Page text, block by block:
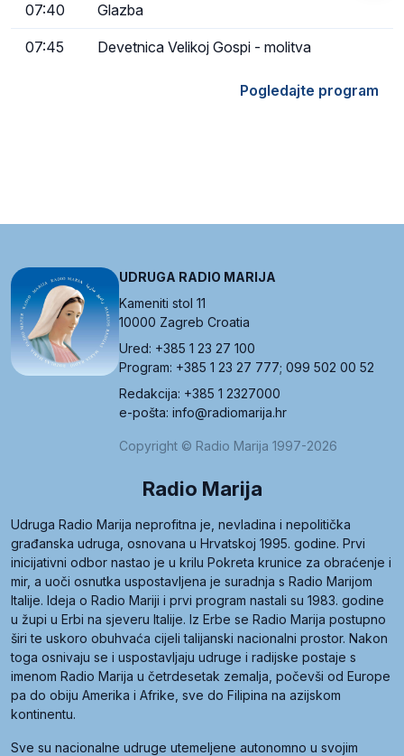
07:40 Glazba
07:45 Devetnica Velikoj Gospi - molitva
Pogledajte program
UDRUGA RADIO MARIJA
Kameniti stol 11
10000 Zagreb Croatia
Ured: +385 1 23 27 100
Program: +385 1 23 27 777; 099 502 00 52
Redakcija: +385 1 2327000
e-pošta: info@radiomarija.hr
Copyright © Radio Marija 1997-2026
Radio Marija
Udruga Radio Marija neprofitna je, nevladina i nepolitička
građanska udruga, osnovana u Hrvatskoj 1995. godine. Prvi
inicijativni odbor nastao je u krilu Pokreta krunice za obraćenje i
mir, a uoči osnutka uspostavljena je suradnja s Radio Marijom
Italije. Ideja o Radio Mariji i prvi program nastali su 1983. godine
u župi u Erbi na sjeveru Italije. Iz Erbe se Radio Marija postupno
širi te uskoro obuhvaća cijeli talijanski nacionalni prostor. Nakon
toga osnivaju se i uspostavljaju udruge i radijske postaje s
imenom Radio Marija u četrdesetak zemalja, počevši od Europe
pa do obiju Amerika i Afrike, sve do Filipina na azijskom
kontinentu.
Sve su nacionalne udruge utemeljene autonomno u svojim